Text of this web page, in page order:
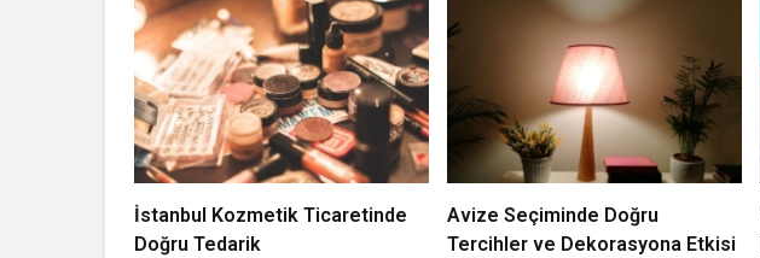
İstanbul Kozmetik Ticaretinde
Doğru Tedarik
Avize Seçiminde Doğru
Tercihler ve Dekorasyona Etkisi